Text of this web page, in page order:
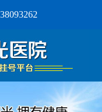
诊安心-周口阳光男科医院